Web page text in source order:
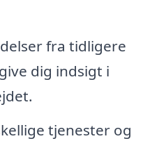
fra tidligere
dig indsigt i
tjenester og